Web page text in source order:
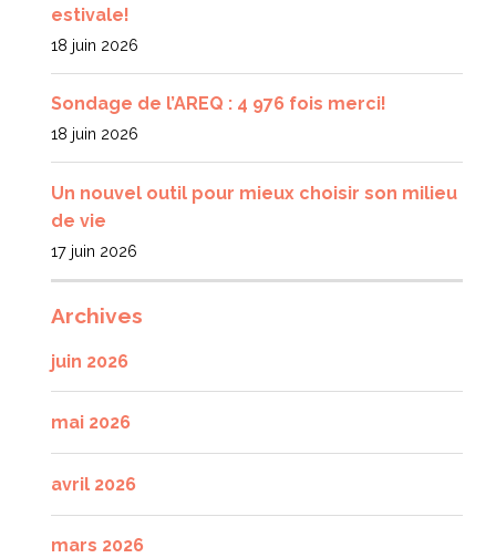
estivale!
18 juin 2026
Sondage de l’AREQ : 4 976 fois merci!
18 juin 2026
Un nouvel outil pour mieux choisir son milieu
de vie
17 juin 2026
Archives
juin 2026
mai 2026
avril 2026
mars 2026